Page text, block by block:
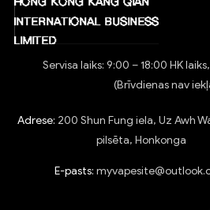
Servisa laiks: 9:00 – 18:00 HK
(Brīvdienas nav
Adrese: 200 Shun Fung iela, Uz Awh
pilsēta, Honkonga
E-pasts: